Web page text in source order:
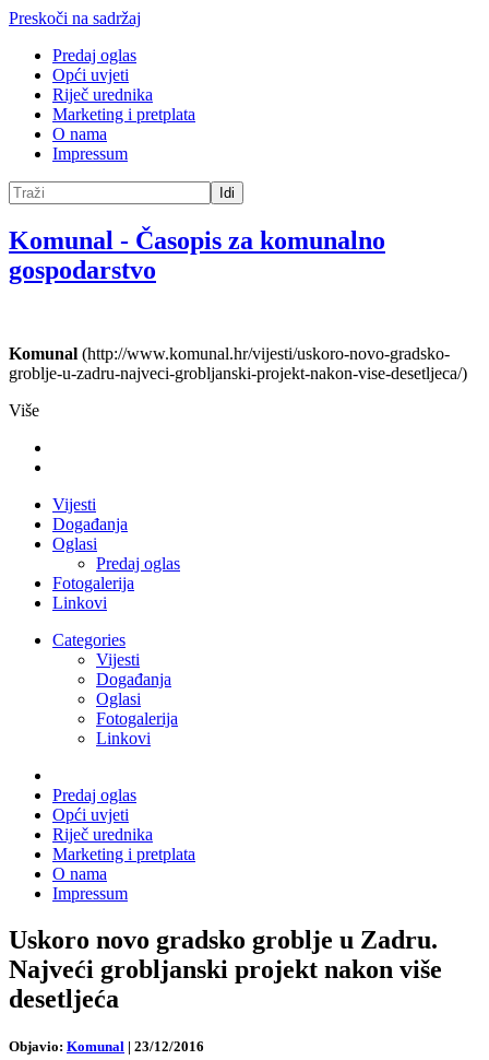
Preskoči na sadržaj
Predaj oglas
Opći uvjeti
Riječ urednika
Marketing i pretplata
O nama
Impressum
Idi
Komunal - Časopis za komunalno
gospodarstvo
Komunal (http://www.komunal.hr/vijesti/uskoro-novo-gradsko-
groblje-u-zadru-najveci-grobljanski-projekt-nakon-vise-desetljeca/)
Više
Vijesti
Događanja
Oglasi
Predaj oglas
Fotogalerija
Linkovi
Categories
Vijesti
Događanja
Oglasi
Fotogalerija
Linkovi
Predaj oglas
Opći uvjeti
Riječ urednika
Marketing i pretplata
O nama
Impressum
Uskoro novo gradsko groblje u Zadru.
Najveći grobljanski projekt nakon više
desetljeća
Objavio: Komunal | 23/12/2016